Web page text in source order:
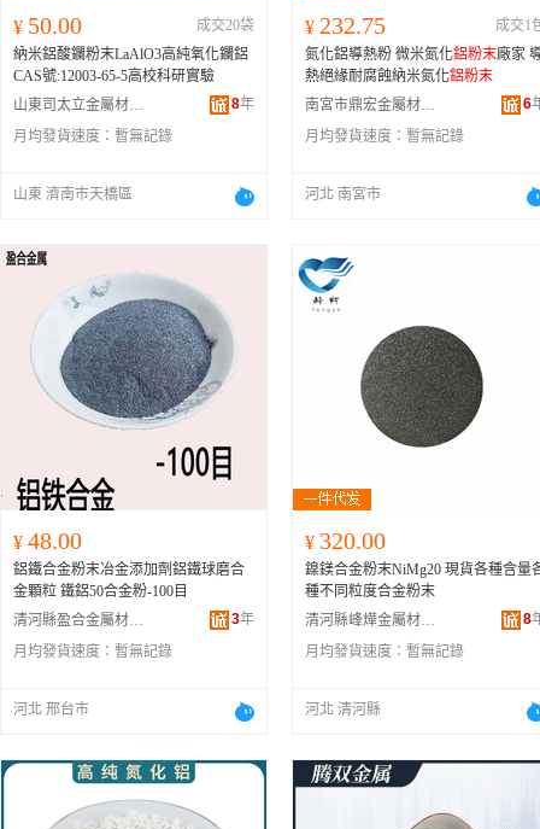
¥ 50.00
成交20袋
納米鋁酸鑭粉末LaAlO3高純氧化鑭鋁
CAS號:12003-65-5高校科研實驗
山東司太立金屬材料有限公司
8年
月均發貨速度： 暫無記錄
山東 濟南市天橋區
¥ 232.75
成交1
氮化鋁導熱粉 微米氮化鋁粉末廠家
熱絕緣耐腐蝕納米氮化鋁粉末
南宮市鼎宏金屬材料有限公司
6
月均發貨速度： 暫無記錄
河北 南宮市
¥ 48.00
鋁鐵合金粉末冶金添加劑鋁鐵球磨合
金顆粒 鐵鋁50合金粉-100目
清河縣盈合金屬材料有限公司
3年
月均發貨速度： 暫無記錄
河北 邢台市
¥ 320.00
鎳鎂合金粉末NiMg20 現貨各種含量
種不同粒度合金粉末
清河縣峰燁金屬材料有限公司
8
月均發貨速度： 暫無記錄
河北 清河縣